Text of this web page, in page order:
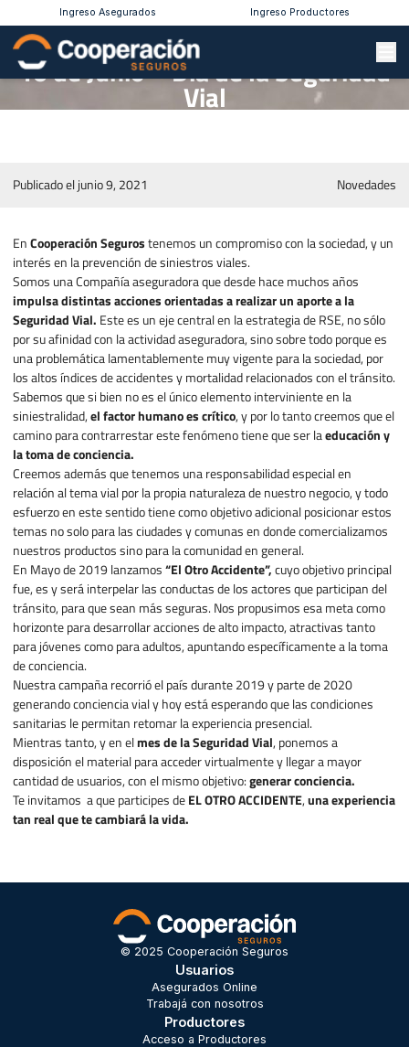
Ingreso Asegurados Ingreso Productores
10 de Junio – Día de la Seguridad
Vial
Publicado el junio 9, 2021 Novedades
EnCooperación Segurostenemos un compromiso con la sociedad, y un
interés en la prevención de siniestros viales.
Somos una Compañía aseguradora que desde hace muchos años
impulsa distintas acciones orientadas a realizar un aporte a la
Seguridad Vial. Este es un eje central en la estrategia de RSE, no sólo
por su afinidad con la actividad aseguradora, sino sobre todo porque es
una problemática lamentablemente muy vigente para la sociedad, por
los altos índices de accidentes y mortalidad relacionados con el tránsito.
Sabemos que si bien no es el único elemento interviniente en la
siniestralidad,el factor humano es crítico, y por lo tanto creemos que el
camino para contrarrestar este fenómeno tiene que ser laeducación y
la toma de conciencia.
Creemos además que tenemos una responsabilidad especial en
relación al tema vial por la propia naturaleza de nuestro negocio, y todo
esfuerzo en este sentido tiene como objetivo adicional posicionar estos
temas no solo para las ciudades y comunas en donde comercializamos
nuestros productos sino para la comunidad en general.
En Mayo de 2019 lanzamos“El Otro Accidente”,cuyo objetivo principal
fue, es y será interpelar las conductas de los actores que participan del
tránsito, para que sean más seguras. Nos propusimos esa meta como
horizonte para desarrollar acciones de alto impacto, atractivas tanto
para jóvenes como para adultos, apuntando específicamente a la toma
de conciencia.
Nuestra campaña recorrió el país durante 2019 y parte de 2020
generando conciencia vial y hoy está esperando que las condiciones
sanitarias le permitan retomar la experiencia presencial.
Mientras tanto, y en elmes de la Seguridad Vial, ponemos a
disposición el material para acceder virtualmente y llegar a mayor
cantidad de usuarios, con el mismo objetivo:generar conciencia.
Te invitamos a que participes deEL OTRO ACCIDENTE,una experiencia
tan real que te cambiará la vida.
© 2025 Cooperación Seguros
Usuarios
Asegurados Online
Trabajá con nosotros
Productores
Acceso a Productores